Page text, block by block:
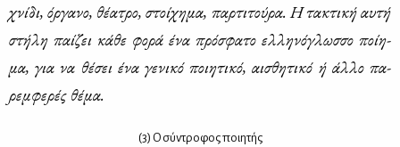
χνί­δι, όρ­γα­νο, θέ­α­τρο, στοί­χη­μα, παρ­τι­τού­ρα. Η τα­κτι­κή αυ­τή
στή­λη παί­ζει κά­θε φο­ρά ένα πρό­σφα­το ελ­λη­νό­γλωσ­σο ποί­η­
μα, για να θέ­σει ένα γε­νι­κό ποι­η­τι­κό, αι­σθη­τι­κό ή άλ­λο πα­
ρεμ­φε­ρές θέ­μα.
(3) Ο σύ­ντρο­φος ποι­η­τής